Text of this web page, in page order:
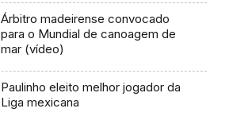
Árbitro madeirense convocado
para o Mundial de canoagem de
mar (vídeo)
Paulinho eleito melhor jogador da
Liga mexicana